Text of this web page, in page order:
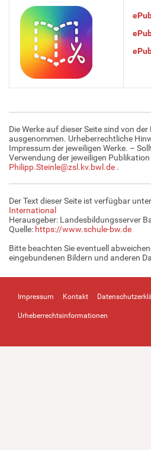
Die Werke auf dieser Seite sind von der
ausgenommen. Urheberrechtliche
Impressum der jeweiligen Werke. –
Verwendung der jeweiligen
Philipp.Steinle@zsl.kv.bwl.de .
Der Text dieser Seite ist verfügbar
International
Herausgeber: Landesbildungsserver
Quelle: https://www.schule-bw.de
Bitte beachten Sie eventuell
eingebundenen Bildern und anderen
Impressum Kontakt
Urheberrechtsinformationen